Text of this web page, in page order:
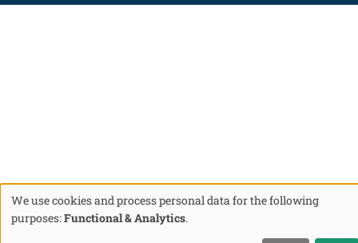
Use
We use cookies and process personal data for the following
purposes:Functional & Analytics.